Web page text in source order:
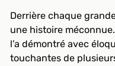
Derrière chaque
une histoire
l’a démontré avec
touchantes de